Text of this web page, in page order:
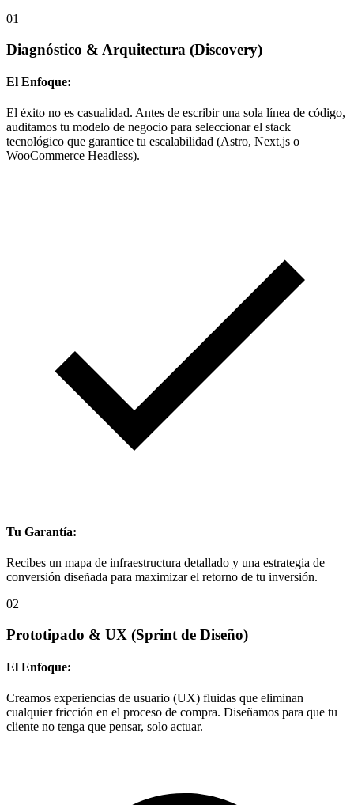
01
Diagnóstico & Arquitectura (Discovery)
El Enfoque:
El éxito no es casualidad. Antes de escribir una sola línea de código,
auditamos tu modelo de negocio para seleccionar el stack
tecnológico que garantice tu escalabilidad (Astro, Next.js o
WooCommerce Headless).
Tu Garantía:
Recibes un mapa de infraestructura detallado y una estrategia de
conversión diseñada para maximizar el retorno de tu inversión.
02
Prototipado & UX (Sprint de Diseño)
El Enfoque:
Creamos experiencias de usuario (UX) fluidas que eliminan
cualquier fricción en el proceso de compra. Diseñamos para que tu
cliente no tenga que pensar, solo actuar.